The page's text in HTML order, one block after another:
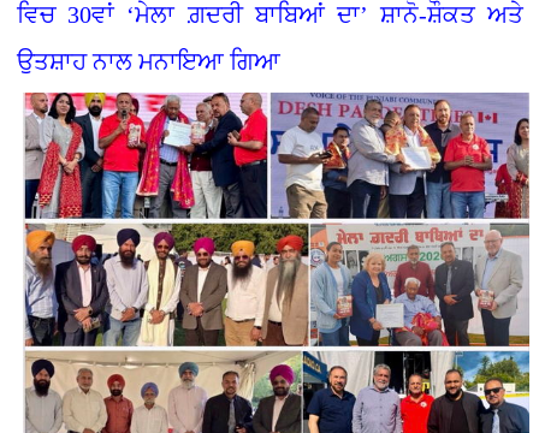
ਵਿਚ 30ਵਾਂ ‘ਮੇਲਾ ਗ਼ਦਰੀ ਬਾਬਿਆਂ ਦਾ’ ਸ਼ਾਨੋ-ਸ਼ੌਕਤ ਅਤੇ
ਉਤਸ਼ਾਹ ਨਾਲ ਮਨਾਇਆ ਗਿਆ